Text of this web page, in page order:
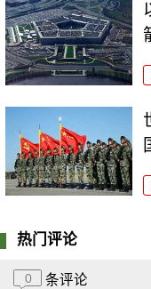
热门评论
0 条评论